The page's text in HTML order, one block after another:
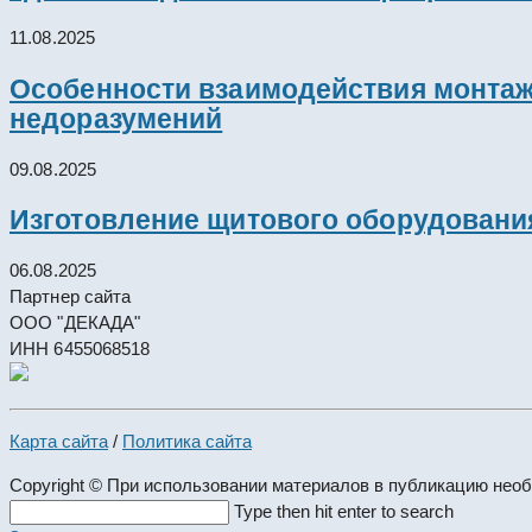
11.08.2025
Особенности взаимодействия
недоразумений
09.08.2025
Изготовление щитового
06.08.2025
Партнер сайта
ООО "ДЕКАДА"
ИНН 6455068518
Карта сайта / Политика сайта
Copyright © При использовании материалов в публикацию
Type then hit enter to search